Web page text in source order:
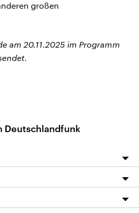
großen
am 20.11.2025 im Programm
Deutschlandfunk